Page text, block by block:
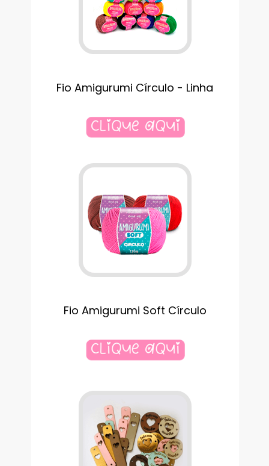
Fio Amigurumi Círculo - Linha
Fio Amigurumi Soft Círculo